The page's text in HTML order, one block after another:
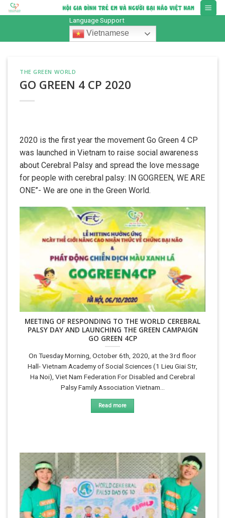
Skip
to
Language Support
Vietnamese
THE GREEN WORLD
GO GREEN 4 CP 2020
2020 is the first year the movement Go Green 4 CP
was launched in Vietnam to raise social awareness
about Cerebral Palsy and spread the love message
for people with cerebral palsy: IN GOGREEN, WE ARE
ONE”- We are one in the Green World.
MEETING OF RESPONDING TO THE WORLD CEREBRAL
PALSY DAY AND LAUNCHING THE GREEN CAMPAIGN
GO GREEN 4CP
On Tuesday Morning, October 6th, 2020, at the 3rd floor
Hall- Vietnam Academy of Social Sciences (1 Lieu Giai Str,
Ha Noi), Viet Nam Federation For Disabled and Cerebral
Palsy Family Association Vietnam...
Read more